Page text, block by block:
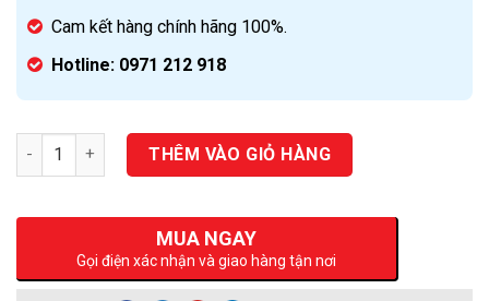
Cam kết hàng chính hãng 100%.
Hotline: 0971 212 918
Số lượng THÊM VÀO GIỎ HÀNG
MUA NGAY
Gọi điện xác nhận và giao hàng tận nơi